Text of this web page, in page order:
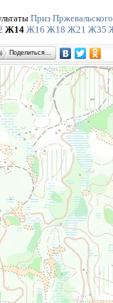
Приз
Ж14 Ж16 Ж18 Ж21 Ж35
Поделиться…